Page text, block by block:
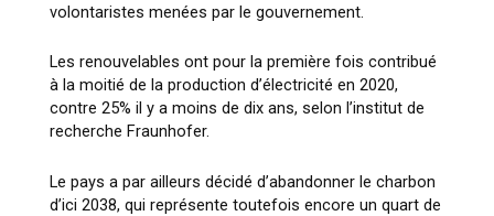
volontaristes menées par le gouvernement.
Les renouvelables ont pour la première fois contribué
à la moitié de la production d’électricité en 2020,
contre 25% il y a moins de dix ans, selon l’institut de
recherche Fraunhofer.
Le pays a par ailleurs décidé d’abandonner le charbon
d’ici 2038, qui représente toutefois encore un quart de